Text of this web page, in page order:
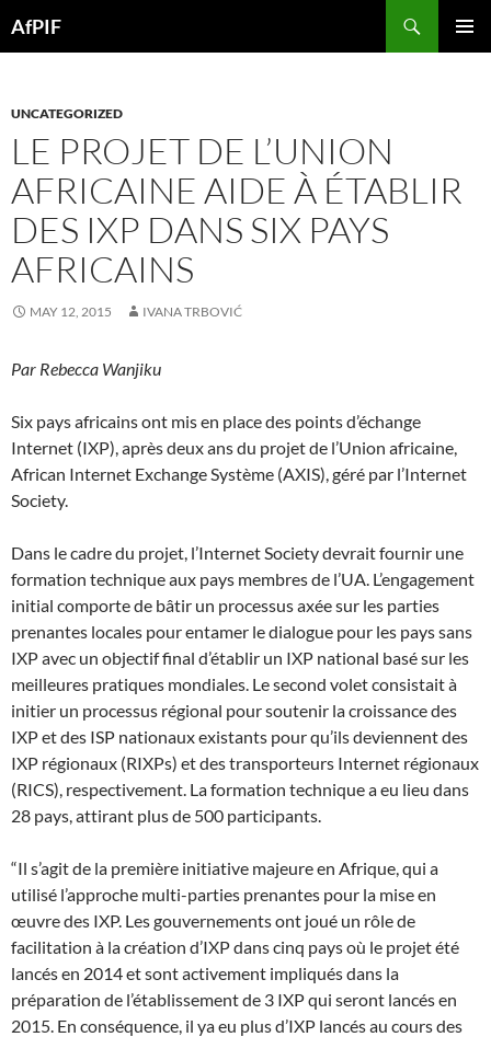
toAfPIF
UNCATEGORIZED
LE PROJET DE L’UNION
AFRICAINE AIDE À ÉTABLIR
DES IXP DANS SIX PAYS
AFRICAINS
MAY 12, 2015 IVANA TRBOVIĆ
Par Rebecca Wanjiku
Six pays africains ont mis en place des points d’échange
Internet (IXP), après deux ans du projet de l’Union africaine,
African Internet Exchange Système (AXIS), géré par l’Internet
Society.
Dans le cadre du projet, l’Internet Society devrait fournir une
formation technique aux pays membres de l’UA. L’engagement
initial comporte de bâtir un processus axée sur les parties
prenantes locales pour entamer le dialogue pour les pays sans
IXP avec un objectif final d’établir un IXP national basé sur les
meilleures pratiques mondiales. Le second volet consistait à
initier un processus régional pour soutenir la croissance des
IXP et des ISP nationaux existants pour qu’ils deviennent des
IXP régionaux (RIXPs) et des transporteurs Internet régionaux
(RICS), respectivement. La formation technique a eu lieu dans
28 pays, attirant plus de 500 participants.
“Il s’agit de la première initiative majeure en Afrique, qui a
utilisé l’approche multi-parties prenantes pour la mise en
œuvre des IXP. Les gouvernements ont joué un rôle de
facilitation à la création d’IXP dans cinq pays où le projet été
lancés en 2014 et sont activement impliqués dans la
préparation de l’établissement de 3 IXP qui seront lancés en
2015. En conséquence, il ya eu plus d’IXP lancés au cours des